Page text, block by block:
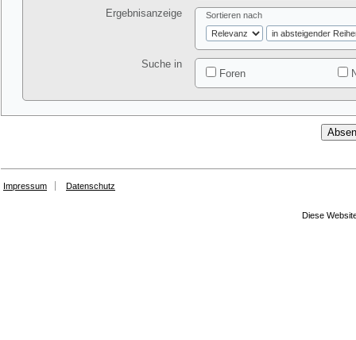
Ergebnisanzeige Sortieren nach
Suche in
Foren
Impressum Datenschutz
Diese